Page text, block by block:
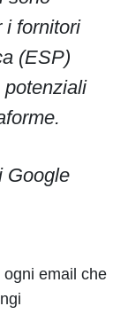
i fornitori
(ESP)
potenziali
Google
email che